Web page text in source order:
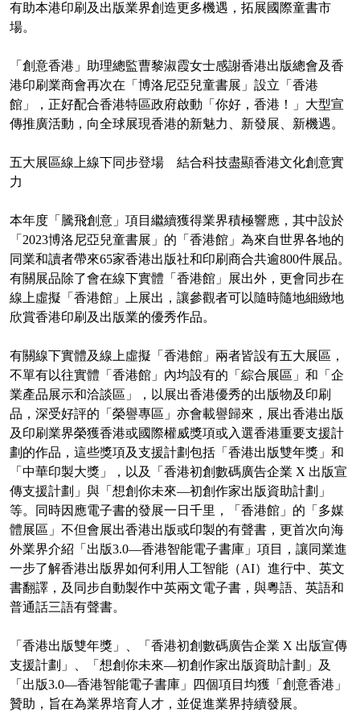
有助本港印刷及出版業界創造更多機遇，拓展國際童書市
場。
「創意香港」助理總監曹黎淑霞女士感謝香港出版總會及香
港印刷業商會再次在「博洛尼亞兒童書展」設立「香港
館」，正好配合香港特區政府啟動「你好，香港！」大型宣
傳推廣活動，向全球展現香港的新魅力、新發展、新機遇。
五大展區線上線下同步登場 結合科技盡顯香港文化創意實
力
本年度「騰飛創意」項目繼續獲得業界積極響應，其中設於
「2023博洛尼亞兒童書展」的「香港館」為來自世界各地的
同業和讀者帶來65家香港出版社和印刷商合共逾800件展品。
有關展品除了會在線下實體「香港館」展出外，更會同步在
線上虛擬「香港館」上展出，讓參觀者可以隨時隨地細緻地
欣賞香港印刷及出版業的優秀作品。
有關線下實體及線上虛擬「香港館」兩者皆設有五大展區，
不單有以往實體「香港館」內均設有的「綜合展區」和「企
業產品展示和洽談區」，以展出香港優秀的出版物及印刷
品，深受好評的「榮譽專區」亦會載譽歸來，展出香港出版
及印刷業界榮獲香港或國際權威獎項或入選香港重要支援計
劃的作品，這些獎項及支援計劃包括「香港出版雙年獎」和
「中華印製大獎」，以及「香港初創數碼廣告企業 X 出版宣
傳支援計劃」與「想創你未來—初創作家出版資助計劃」
等。同時因應電子書的發展一日千里，「香港館」的「多媒
體展區」不但會展出香港出版或印製的有聲書，更首次向海
外業界介紹「出版3.0—香港智能電子書庫」項目，讓同業進
一步了解香港出版界如何利用人工智能（AI）進行中、英文
書翻譯，及同步自動製作中英兩文電子書，與粵語、英語和
普通話三語有聲書。
「香港出版雙年獎」、「香港初創數碼廣告企業 X 出版宣傳
支援計劃」、「想創你未來—初創作家出版資助計劃」及
「出版3.0—香港智能電子書庫」四個項目均獲「創意香港」
贊助，旨在為業界培育人才，並促進業界持續發展。